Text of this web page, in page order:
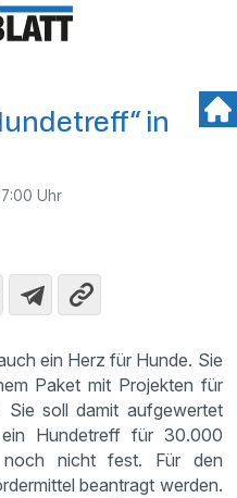
in
Uhr
ein Herz für Hunde. Sie
Paket mit Projekten für
Sie soll damit aufgewertet
Hundetreff für 30.000
nicht fest. Für den
beantragt werden.